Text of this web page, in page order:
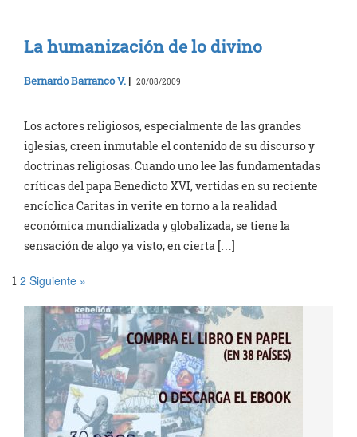
La humanización de lo divino
Bernardo Barranco V. | 20/08/2009
Los actores religiosos, especialmente de las grandes
iglesias, creen inmutable el contenido de su discurso y
doctrinas religiosas. Cuando uno lee las fundamentadas
críticas del papa Benedicto XVI, vertidas en su reciente
encíclica Caritas in verite en torno a la realidad
económica mundializada y globalizada, se tiene la
sensación de algo ya visto; en cierta […]
1 2 Siguiente »